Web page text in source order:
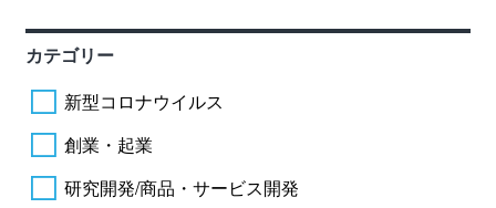
カテゴリー
新型コロナウイルス
創業・起業
研究開発/商品・サービス開発